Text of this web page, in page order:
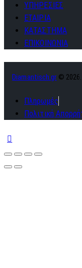
ΥΠΗΡΕΣΙΕΣ
ΕΤΑΙΡΙΑ
ΚΑΤΑΣΤΗΜΑ
ΕΠΙΚΟΙΝΩΝΙΑ
Diamantisch.gr ©
Πληρωμές
Πολιτική